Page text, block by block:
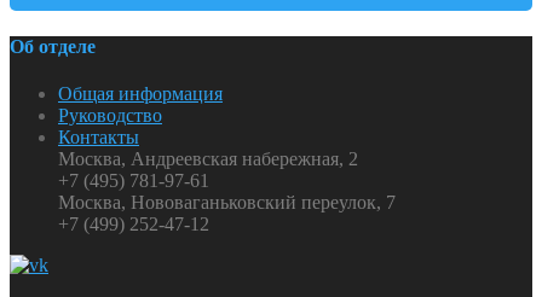
Об отделе
Общая информация
Руководство
Контакты
Москва, Андреевская набережная, 2
+7 (495) 781-97-61
Москва, Нововаганьковский переулок, 7
+7 (499) 252-47-12